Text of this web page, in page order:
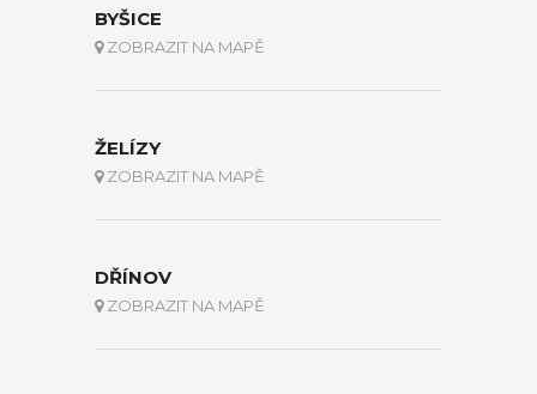
BYŠICE
ZOBRAZIT NA MAPĚ
ŽELÍZY
ZOBRAZIT NA MAPĚ
DŘÍNOV
ZOBRAZIT NA MAPĚ